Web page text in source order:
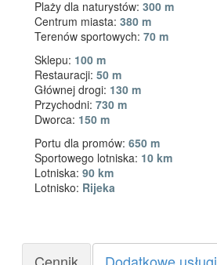
Plaży dla naturystów: 300 m
Centrum miasta: 380 m
Terenów sportowych: 70 m
Sklepu: 100 m
Restauracji: 50 m
Głównej drogi: 130 m
Przychodni: 730 m
Dworca: 150 m
Portu dla promów: 650 m
Sportowego lotniska: 10 km
Lotniska: 90 km
Lotnisko: Rijeka